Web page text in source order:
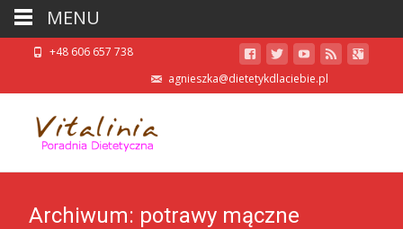
+48 606 657 738
agnieszka@dietetykdlaciebie.pl
Archiwum: potrawy mączne
MENU